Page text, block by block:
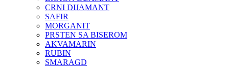
CRNI DIJAMANT
SAFIR
MORGANIT
PRSTEN SA BISEROM
AKVAMARIN
RUBIN
SMARAGD